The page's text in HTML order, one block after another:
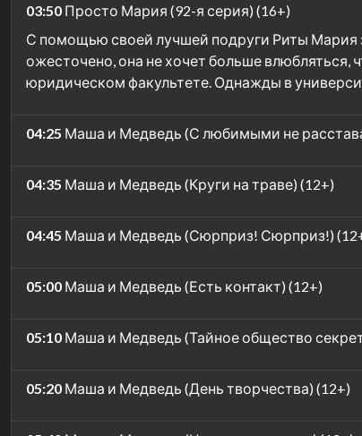
03:50 Просто Мария (92-я серия) (16+)
С помощью своей лучшей подруги Риты Мария
ожесточено, она не хочет больше влюбляться,
юридическом факультете. Однажды в
04:25 Маша и Медведь (С любимыми не
04:35 Маша и Медведь (Круги на траве) (12+)
04:45 Маша и Медведь (Сюрприз! Сюрприз!)
05:00 Маша и Медведь (Есть контакт) (12+)
05:10 Маша и Медведь (Тайное общество
05:20 Маша и Медведь (День творчества) (12+)